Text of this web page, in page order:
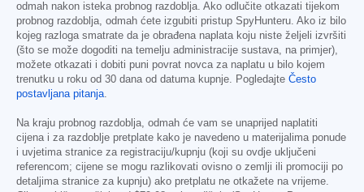
odmah nakon isteka probnog razdoblja. Ako odlučite otkazati tijekom
probnog razdoblja, odmah ćete izgubiti pristup SpyHunteru. Ako iz bilo
kojeg razloga smatrate da je obrađena naplata koju niste željeli izvršiti
(što se može dogoditi na temelju administracije sustava, na primjer),
možete otkazati i dobiti puni povrat novca za naplatu u bilo kojem
trenutku u roku od 30 dana od datuma kupnje. Pogledajte Često
postavljana pitanja.
Na kraju probnog razdoblja, odmah će vam se unaprijed naplatiti
cijena i za razdoblje pretplate kako je navedeno u materijalima ponude
i uvjetima stranice za registraciju/kupnju (koji su ovdje uključeni
referencom; cijene se mogu razlikovati ovisno o zemlji ili promociji po
detaljima stranice za kupnju) ako pretplatu ne otkažete na vrijeme.